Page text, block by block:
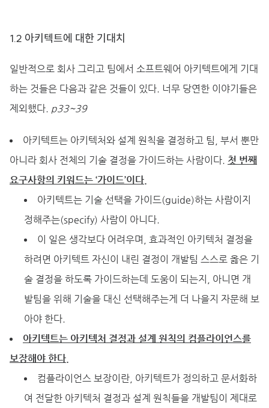
1.2 아키텍트에 대한 기대치
일반적으로 회사 그리고 팀에서 소프트웨어 아키텍트에게 기대
하는 것들은 다음과 같은 것들이 있다. 너무 당연한 이야기들은
제외했다. p33~39
아키텍트는 아키텍처와 설계 원칙을 결정하고 팀, 부서 뿐만
아니라 회사 전체의 기술 결정을 가이드하는 사람이다. 첫 번째
요구사항의 키워드는 ‘가이드’이다.
아키텍트는 기술 선택을 가이드(guide)하는 사람이지
정해주는(specify) 사람이 아니다.
이 일은 생각보다 어려우며, 효과적인 아키텍처 결정을
하려면 아키텍트 자신이 내린 결정이 개발팀 스스로 옳은 기
술 결정을 하도록 가이드하는데 도움이 되는지, 아니면 개
발팀을 위해 기술을 대신 선택해주는게 더 나을지 자문해 보
아야 한다.
아키텍트는 아키텍처 결정과 설계 원칙의 컴플라이언스를
보장해야 한다.
컴플라이언스 보장이란, 아키텍트가 정의하고 문서화하
여 전달한 아키텍처 결정과 설계 원칙들을 개발팀이 제대로